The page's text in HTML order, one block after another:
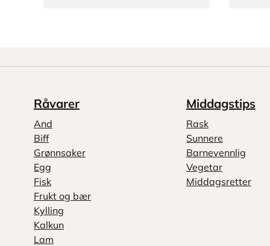
Råvarer
And
Biff
Grønnsaker
Egg
Fisk
Frukt og bær
Kylling
Kalkun
Lam
Middagstips
Rask
Sunnere
Barnevennlig
Vegetar
Middagsretter